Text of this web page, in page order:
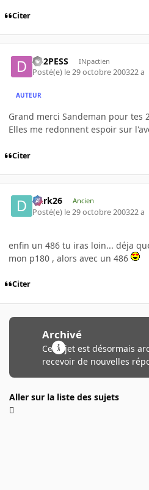
Citer
D02PESS INpactien
Posté(e) le 29 octobre 200322 a
AUTEUR
Grand merci Sandeman pour tes
Elles me redonnent espoir sur
Citer
Dark26 Ancien
Posté(e) le 29 octobre 200322 a
enfin un 486 tu iras loin... déja
mon p180 , alors avec un 486
Citer
Archivé
Ce sujet est désormais
recevoir de nouvelles
Aller sur la liste des sujets